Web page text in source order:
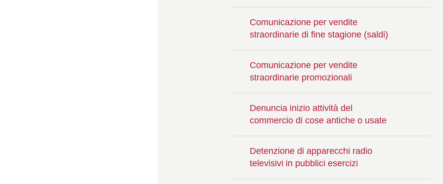
Comunicazione per vendite
straordinarie di fine stagione (saldi)
Comunicazione per vendite
straordinarie promozionali
Denuncia inizio attività del
commercio di cose antiche o usate
Detenzione di apparecchi radio
televisivi in pubblici esercizi